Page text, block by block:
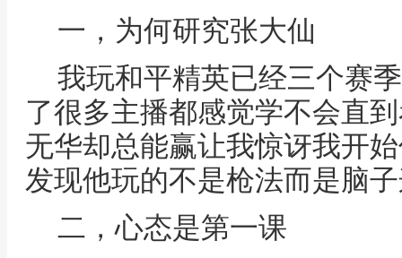
一，为何研究张大仙
我玩和平精英已经三个赛
了很多主播都感觉学不会直
无华却总能赢让我惊讶我开
发现他玩的不是枪法而是脑
二，心态是第一课